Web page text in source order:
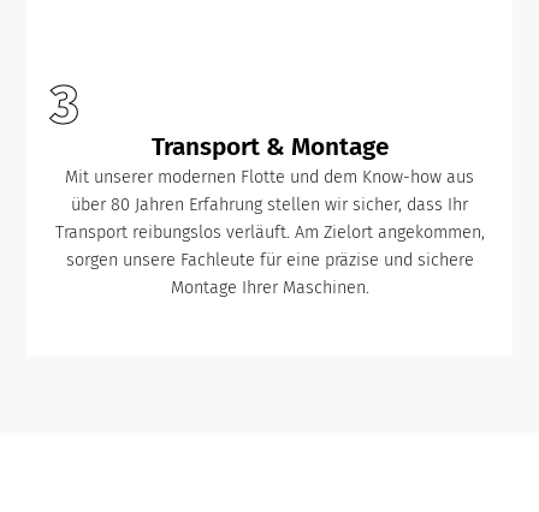
3
Transport & Montage
Mit unserer modernen Flotte und dem Know-how aus
über 80 Jahren Erfahrung stellen wir sicher, dass Ihr
Transport reibungslos verläuft. Am Zielort angekommen,
sorgen unsere Fachleute für eine präzise und sichere
Montage Ihrer Maschinen.